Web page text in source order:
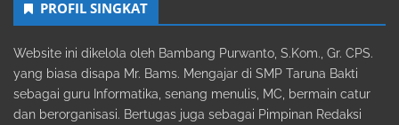
PROFIL SINGKAT
Website ini dikelola oleh Bambang Purwanto, S.Kom., Gr. CPS.
yang biasa disapa Mr. Bams. Mengajar di SMP Taruna Bakti
sebagai guru Informatika, senang menulis, MC, bermain catur
dan berorganisasi. Bertugas juga sebagai Pimpinan Redaksi